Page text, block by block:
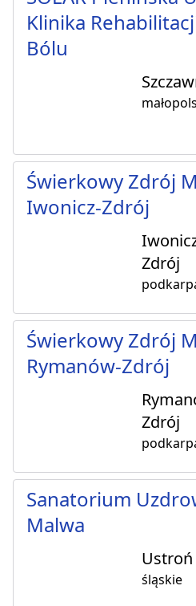
Klinika
Bólu
Świerkowy Zdrój
Iwonicz-Zdrój
Zdrój
Świerkowy Zdrój
Rymanów-Zdrój
Zdrój
Sanatorium
Malwa
Ustroń
śląskie